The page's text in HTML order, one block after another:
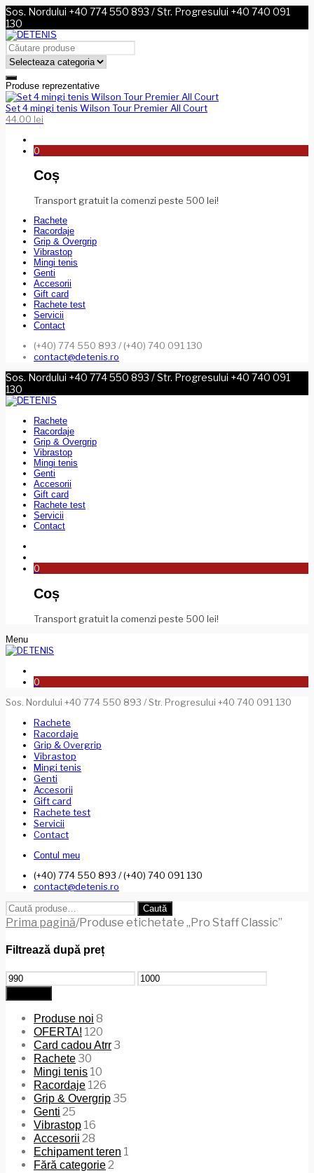
Sos. Nordului +40 774 550 893 / Str. Progresului +40 740 091
130
Produse reprezentative
Set 4 mingi tenis Wilson Tour Premier All Court
44.00 lei
0
Coș
Transport gratuit la comenzi peste 500 lei!
Rachete
Racordaje
Grip & Overgrip
Vibrastop
Mingi tenis
Genti
Accesorii
Gift card
Rachete test
Servicii
Contact
(+40) 774 550 893 / (+40) 740 091 130
contact@detenis.ro
Sos. Nordului +40 774 550 893 / Str. Progresului +40 740 091
130
Rachete
Racordaje
Grip & Overgrip
Vibrastop
Mingi tenis
Genti
Accesorii
Gift card
Rachete test
Servicii
Contact
0
Coș
Transport gratuit la comenzi peste 500 lei!
Menu
0
Sos. Nordului +40 774 550 893 / Str. Progresului +40 740 091 130
Rachete
Racordaje
Grip & Overgrip
Vibrastop
Mingi tenis
Genti
Accesorii
Gift card
Rachete test
Servicii
Contact
Contul meu
(+40) 774 550 893 / (+40) 740 091 130
contact@detenis.ro
Caută
după:
Caută
Prima pagină/Produse etichetate „Pro Staff Classic”
Filtrează după preț
Preț
minim
Preț
maxim
Produse noi 8
OFERTA! 120
Card cadou Atrr3
Rachete30
Mingi tenis 10
Racordaje 126
Grip & Overgrip35
Genti 25
Vibrastop 16
Accesorii 28
Echipament teren 1
Fără categorie2